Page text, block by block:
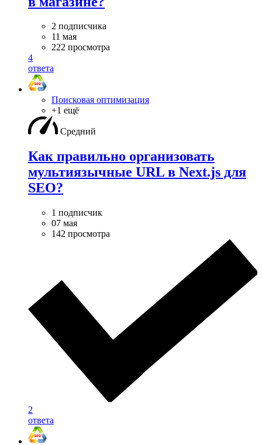
2 подписчика
11 мая
222 просмотра
4
ответа
Поисковая оптимизация
+1 ещё
Средний
Как правильно организовать
мультиязычные URL в Next.js для
SEO?
1 подписчик
07 мая
142 просмотра
2
ответа